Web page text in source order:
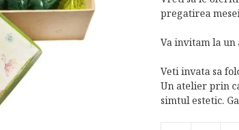
pregatirea
Va invitam la
Veti invata sa
Un atelier prin
simtul estetic.